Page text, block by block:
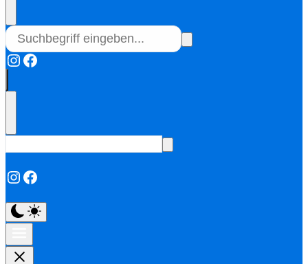
Instagram
Facebook
Instagram
Facebook